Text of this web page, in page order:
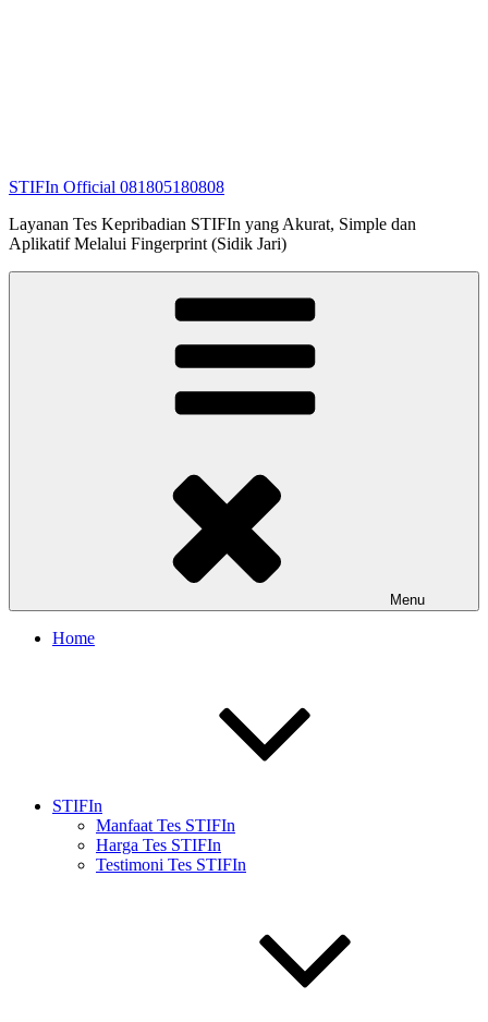
STIFIn Official 081805180808
Layanan Tes Kepribadian STIFIn yang Akurat, Simple dan
Aplikatif Melalui Fingerprint (Sidik Jari)
Menu
Home
STIFIn
Manfaat Tes STIFIn
Harga Tes STIFIn
Testimoni Tes STIFIn